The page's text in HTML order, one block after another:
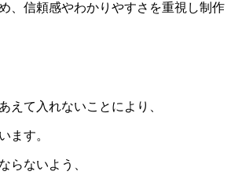
、信頼感やわかりやすさを重視し制作
えて入れないことにより、
ます。
らないよう、